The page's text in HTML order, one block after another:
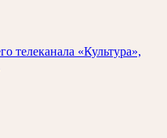
телеканала «Культура»,